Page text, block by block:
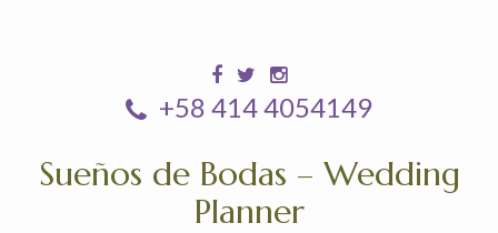
+58 414 4054149
Sueños de Bodas – Wedding
Planner